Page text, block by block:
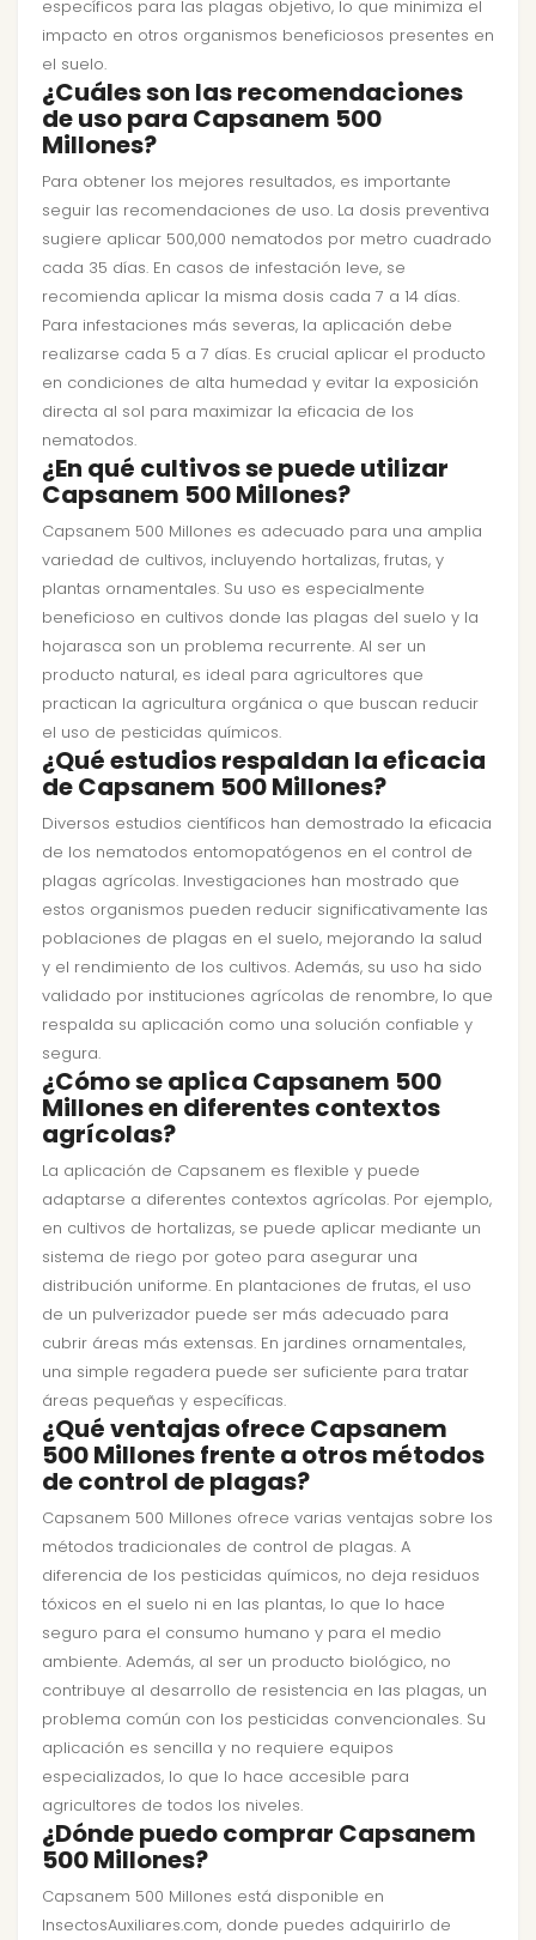
específicos para las plagas objetivo, lo que minimiza el
impacto en otros organismos beneficiosos presentes en
el suelo.
¿Cuáles son las recomendaciones
de uso para Capsanem 500
Millones?
Para obtener los mejores resultados, es importante
seguir las recomendaciones de uso. La dosis preventiva
sugiere aplicar 500,000 nematodos por metro cuadrado
cada 35 días. En casos de infestación leve, se
recomienda aplicar la misma dosis cada 7 a 14 días.
Para infestaciones más severas, la aplicación debe
realizarse cada 5 a 7 días. Es crucial aplicar el producto
en condiciones de alta humedad y evitar la exposición
directa al sol para maximizar la eficacia de los
nematodos.
¿En qué cultivos se puede utilizar
Capsanem 500 Millones?
Capsanem 500 Millones es adecuado para una amplia
variedad de cultivos, incluyendo hortalizas, frutas, y
plantas ornamentales. Su uso es especialmente
beneficioso en cultivos donde las plagas del suelo y la
hojarasca son un problema recurrente. Al ser un
producto natural, es ideal para agricultores que
practican la agricultura orgánica o que buscan reducir
el uso de pesticidas químicos.
¿Qué estudios respaldan la eficacia
de Capsanem 500 Millones?
Diversos estudios científicos han demostrado la eficacia
de los nematodos entomopatógenos en el control de
plagas agrícolas. Investigaciones han mostrado que
estos organismos pueden reducir significativamente las
poblaciones de plagas en el suelo, mejorando la salud
y el rendimiento de los cultivos. Además, su uso ha sido
validado por instituciones agrícolas de renombre, lo que
respalda su aplicación como una solución confiable y
segura.
¿Cómo se aplica Capsanem 500
Millones en diferentes contextos
agrícolas?
La aplicación de Capsanem es flexible y puede
adaptarse a diferentes contextos agrícolas. Por ejemplo,
en cultivos de hortalizas, se puede aplicar mediante un
sistema de riego por goteo para asegurar una
distribución uniforme. En plantaciones de frutas, el uso
de un pulverizador puede ser más adecuado para
cubrir áreas más extensas. En jardines ornamentales,
una simple regadera puede ser suficiente para tratar
áreas pequeñas y específicas.
¿Qué ventajas ofrece Capsanem
500 Millones frente a otros métodos
de control de plagas?
Capsanem 500 Millones ofrece varias ventajas sobre los
métodos tradicionales de control de plagas. A
diferencia de los pesticidas químicos, no deja residuos
tóxicos en el suelo ni en las plantas, lo que lo hace
seguro para el consumo humano y para el medio
ambiente. Además, al ser un producto biológico, no
contribuye al desarrollo de resistencia en las plagas, un
problema común con los pesticidas convencionales. Su
aplicación es sencilla y no requiere equipos
especializados, lo que lo hace accesible para
agricultores de todos los niveles.
¿Dónde puedo comprar Capsanem
500 Millones?
Capsanem 500 Millones está disponible en
InsectosAuxiliares.com, donde puedes adquirirlo de